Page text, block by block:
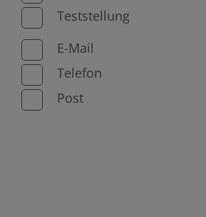
Teststellung
E-Mail
Telefon
Post